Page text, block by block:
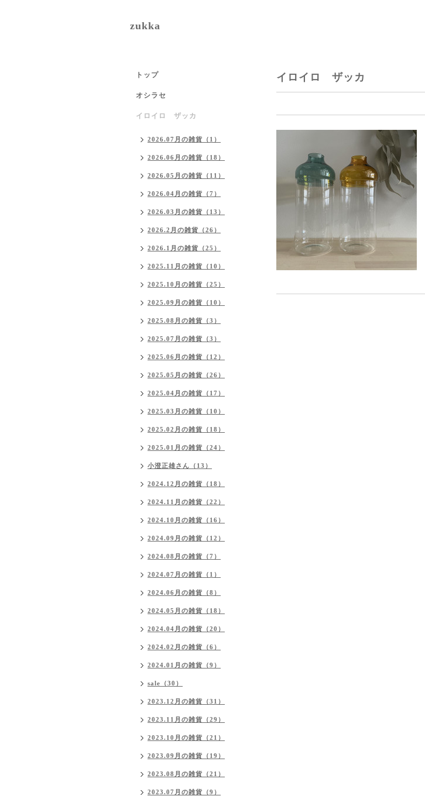
zukka
イロイロ ザッカ
トップ
オシラセ
イロイロ ザッカ
2026.07月の雑貨（1）
2026.06月の雑貨（18）
2026.05月の雑貨（11）
2026.04月の雑貨（7）
2026.03月の雑貨（13）
2026.2月の雑貨（26）
2026.1月の雑貨（25）
2025.11月の雑貨（10）
2025.10月の雑貨（25）
2025.09月の雑貨（10）
2025.08月の雑貨（3）
2025.07月の雑貨（3）
2025.06月の雑貨（12）
2025.05月の雑貨（26）
2025.04月の雑貨（17）
2025.03月の雑貨（10）
2025.02月の雑貨（18）
2025.01月の雑貨（24）
小澄正雄さん（13）
2024.12月の雑貨（18）
2024.11月の雑貨（22）
2024.10月の雑貨（16）
2024.09月の雑貨（12）
2024.08月の雑貨（7）
2024.07月の雑貨（1）
2024.06月の雑貨（8）
2024.05月の雑貨（18）
2024.04月の雑貨（20）
2024.02月の雑貨（6）
2024.01月の雑貨（9）
sale（30）
2023.12月の雑貨（31）
2023.11月の雑貨（29）
2023.10月の雑貨（21）
2023.09月の雑貨（19）
2023.08月の雑貨（21）
2023.07月の雑貨（9）